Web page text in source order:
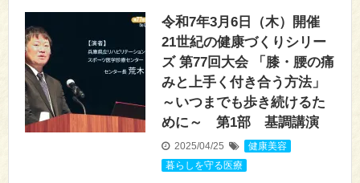
令和7年3月6日（木）開催
21世紀の健康づくりシリー
ズ 第77回大会 「膝・腰の痛
みと上手く付き合う方法」
～いつまでも歩き続けるた
めに～ 第1部 基調講演
2025/04/25 健康美容
暮らしを守る医療